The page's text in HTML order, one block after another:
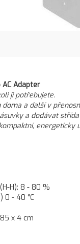
AC Adapter
ji potřebujete.
a další v
a dodávat
energeticky
H): 8 - 80 %
0 - 40 °C
x 4 cm